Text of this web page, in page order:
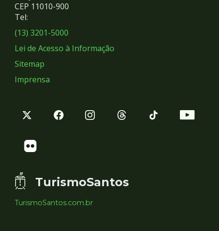
Redes
Sociais
CEP 11010-900
Tel:
(13) 3201-5000
Lei de Acesso à Informação
Sitemap
Imprensa
TurismoSantos
TurismoSantos.com.br